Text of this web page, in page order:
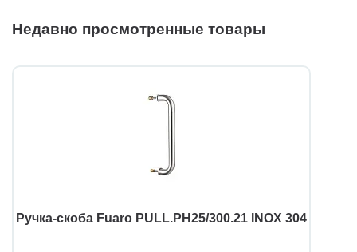
Недавно просмотренные товары
Ручка-скоба Fuaro PULL.PH25/300.21 INOX 304